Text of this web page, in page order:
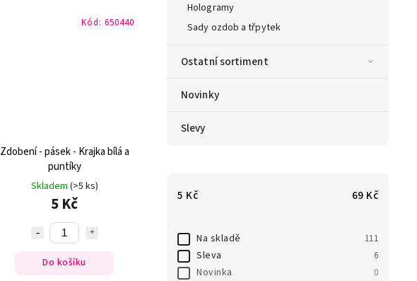
Hologramy
Sady ozdob a třpytek
Ostatní sortiment
Novinky
Slevy
5 Kč 69 Kč
Na skladě 111
Sleva 6
Novinka 0
Zdobení - pásek - Krajka bílá a
puntíky
Skladem (>5 ks)
5 Kč
Do košíku
Kód: 650440